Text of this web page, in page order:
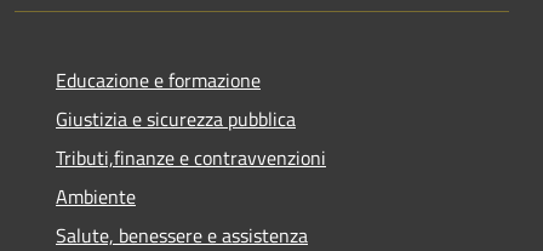
Educazione e formazione
Giustizia e sicurezza pubblica
Tributi,finanze e contravvenzioni
Ambiente
Salute, benessere e assistenza